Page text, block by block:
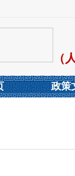
（
政策